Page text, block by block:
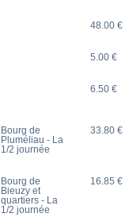
48.00 €
5.00 €
6.50 €
Bourg de
Pluméliau - La
1/2 journée
33.80 €
Bourg de
Bieuzy et
quartiers - La
1/2 journée
16.85 €